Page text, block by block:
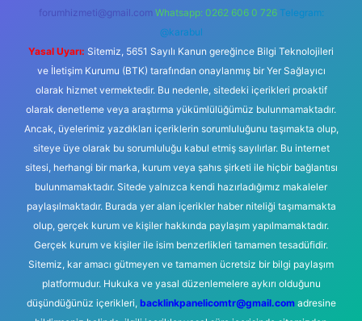
forumhizmeti@gmail.com Whatsapp: 0262 606 0 726 Telegram:
@karabul
Yasal Uyarı: Sitemiz, 5651 Sayılı Kanun gereğince Bilgi Teknolojileri
ve İletişim Kurumu (BTK) tarafından onaylanmış bir Yer Sağlayıcı
olarak hizmet vermektedir. Bu nedenle, sitedeki içerikleri proaktif
olarak denetleme veya araştırma yükümlülüğümüz bulunmamaktadır.
Ancak, üyelerimiz yazdıkları içeriklerin sorumluluğunu taşımakta olup,
siteye üye olarak bu sorumluluğu kabul etmiş sayılırlar. Bu internet
sitesi, herhangi bir marka, kurum veya şahıs şirketi ile hiçbir bağlantısı
bulunmamaktadır. Sitede yalnızca kendi hazırladığımız makaleler
paylaşılmaktadır. Burada yer alan içerikler haber niteliği taşımamakta
olup, gerçek kurum ve kişiler hakkında paylaşım yapılmamaktadır.
Gerçek kurum ve kişiler ile isim benzerlikleri tamamen tesadüfidir.
Sitemiz, kar amacı gütmeyen ve tamamen ücretsiz bir bilgi paylaşım
platformudur. Hukuka ve yasal düzenlemelere aykırı olduğunu
düşündüğünüz içerikleri, backlinkpanelicomtr@gmail.comadresine